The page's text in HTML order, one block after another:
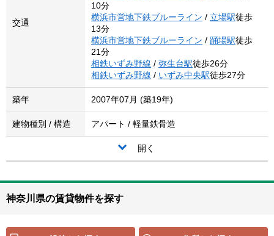
交通
10分
横浜市営地下鉄ブルーライン / 立場駅徒歩
13分
横浜市営地下鉄ブルーライン / 踊場駅徒歩
21分
相鉄いずみ野線 / 弥生台駅徒歩26分
相鉄いずみ野線 / いずみ中央駅徒歩27分
築年 2007年07月 (築19年)
建物種別 / 構造 アパート / 軽量鉄骨造
開く
神奈川県の賃貸物件を探す